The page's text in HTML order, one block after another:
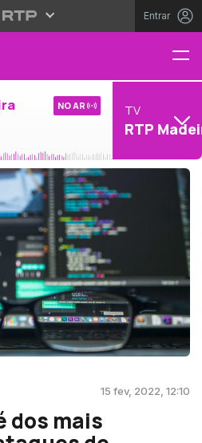
Entrar
NO AR TV
RTP
15 fev, 2022, 12:10
dos mais